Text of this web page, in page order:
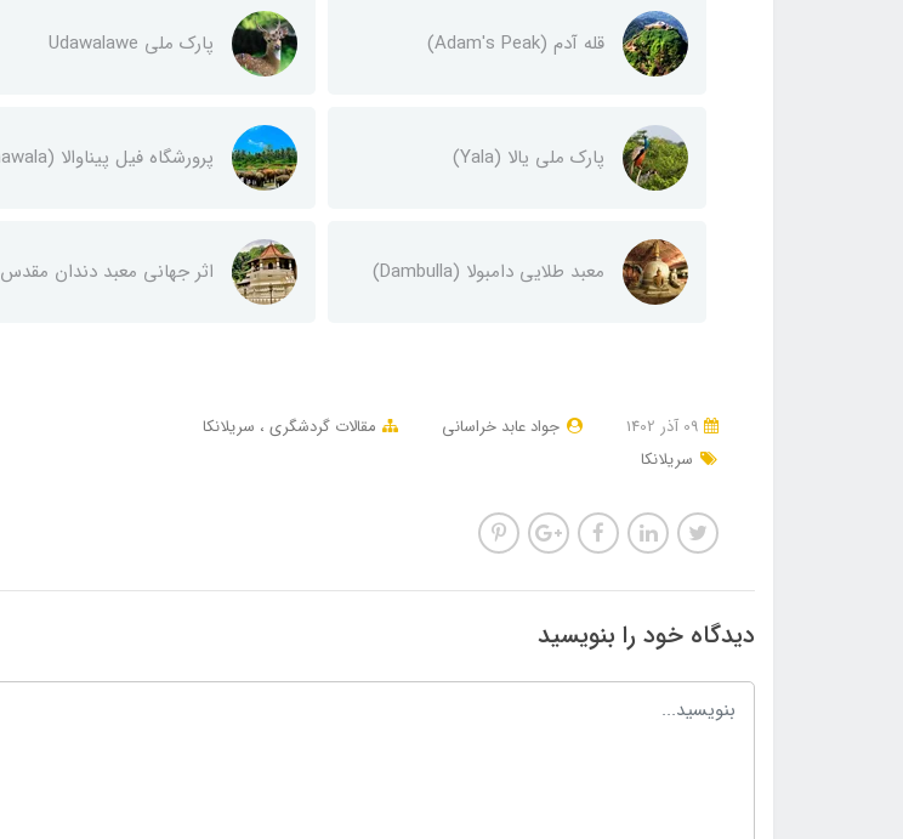
قله‌ آدم (Adam's Peak) پارک ملی Udawalawe
پارک ملی یالا (Yala) پرورشگاه فیل پیناوالا (Pinnawala)
معبد طلایی دامبولا (Dambulla) اثر جهانی معبد دندان مقدس
جواد عابد خراسانی مقالات گردشگری
سریلانکا
سریلانکا
دیدگاه خود را بنویسید